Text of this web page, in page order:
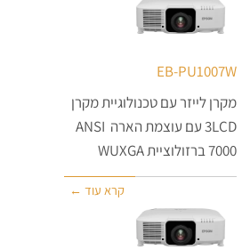
EB-PU1007W
מקרן לייזר עם טכנולוגיית מקרן
3LCD עם עוצמת הארה ANSI
7000 ברזולוציית WUXGA
קרא עוד ←